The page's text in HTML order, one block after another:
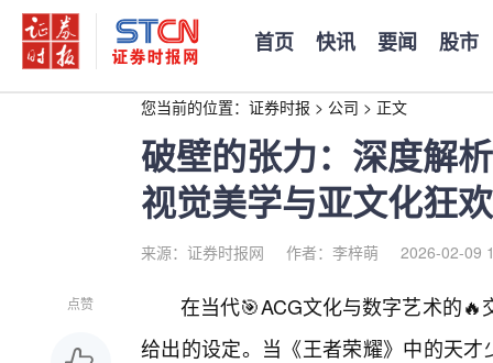
首页 快讯 要闻 股市
您当前的位置： 证券时报 > 公司 > 正文
破壁的张力：深度解
视觉美学与亚文化狂欢
来源：证券时报网 作者：李梓萌 2026-02-09
点赞
在当代🎯ACG文化与数字艺术的
给出的设定。当《王者荣耀》中的天